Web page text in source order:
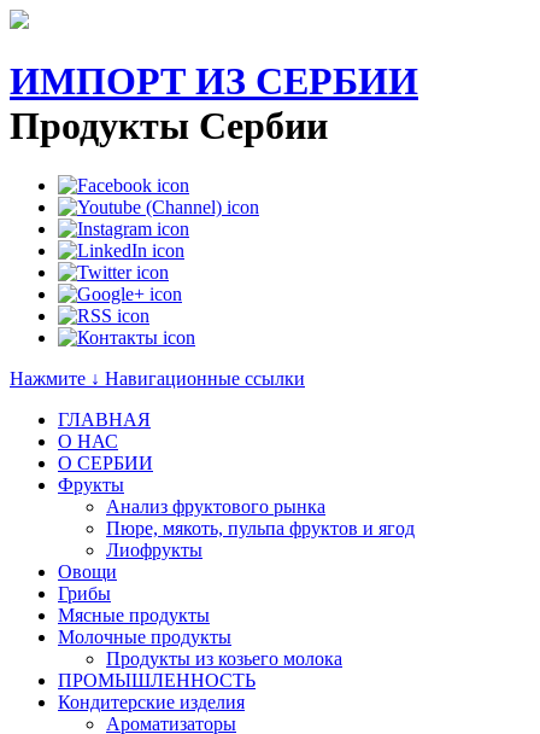
ИМПОРТ ИЗ СЕРБИИ
Продукты Сербии
Нажмите ↓ Навигационные ссылки
ГЛАВНАЯ
О НАС
O СЕРБИИ
Фрукты
Анализ фруктового рынка
Пюре, мякоть, пульпа фруктов и ягод
Лиофрукты
Овощи
Грибы
Мясные продукты
Молочные продукты
Продукты из козьего молока
ПРОМЫШЛЕННОСТЬ
Кондитерские изделия
Ароматизаторы